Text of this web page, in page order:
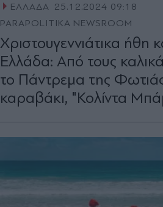
ΕΛΛΑΔΑ 25.12.2024 09:18
PARAPOLITIKA NEWSROOM
Χριστουγεννιάτικα ήθη
Ελλάδα: Από τους
το Πάντρεμα της
καραβάκι, "Κολίντα